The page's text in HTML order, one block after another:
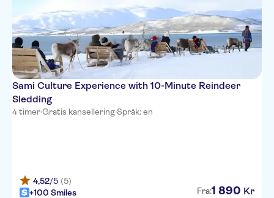
Sami Culture Experience with 10-Minute Reindeer
Sledding
4 timer·Gratis kansellering·Språk: en
4,52/5 (5)
+100 Smiles
Fra:1 890 Kr